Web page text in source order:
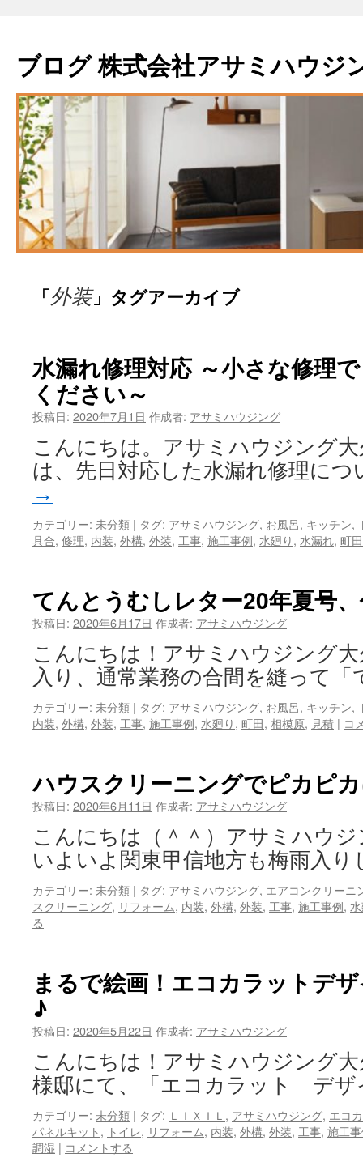
ブログ 株式会社アサミハウジ
「外装」タグアーカイブ
水漏れ修理対応 ～小さな修理
ください～
投稿日: 2020年7月1日 作成者: アサミハウジング
こんにちは。アサミハウジング
は、先日対応した水漏れ修理に
→
カテゴリー: 未分類 | タグ: アサミハウジング, お風呂, キッチン,
具合, 修理, 内装, 外構, 外装, 工事, 施工事例, 水廻り, 水漏れ, 町田
てんとうむしレター20年夏号
投稿日: 2020年6月17日 作成者: アサミハウジング
こんにちは！アサミハウジング
入り、通常業務の合間を縫って
カテゴリー: 未分類 | タグ: アサミハウジング, お風呂, キッチン,
内装, 外構, 外装, 工事, 施工事例, 水廻り, 町田, 相模原, 見積 | コ
ハウスクリーニングでピカピ
投稿日: 2020年6月11日 作成者: アサミハウジング
こんにちは（＾＾）アサミハウ
いよいよ関東甲信地方も梅雨入
カテゴリー: 未分類 | タグ: アサミハウジング, エアコンクリーニ
スクリーニング, リフォーム, 内装, 外構, 外装, 工事, 施工事例,
る
まるで絵画！エコカラットデ
♪
投稿日: 2020年5月22日 作成者: アサミハウジング
こんにちは！アサミハウジング
様邸にて、「エコカラット デ
カテゴリー: 未分類 | タグ: ＬＩＸＩＬ , アサミハウジング, エコ
パネルキット, トイレ, リフォーム, 内装, 外構, 外装, 工事, 施工
調湿 | コメントする